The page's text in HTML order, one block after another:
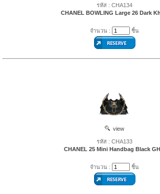
รหัส : CHA134
CHANEL BOWLING Large 26 Dark
จำนวน : ชิ้น
view
รหัส : CHA133
CHANEL 25 Mini Handbag Black
จำนวน : ชิ้น